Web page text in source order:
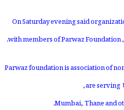
On Saturday evening said
with members of Parwaz Foundation
Parwaz foundation is association of
are serving
Mumbai, Thane and